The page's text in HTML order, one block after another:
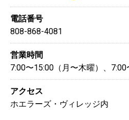
電話番号
808-868-4081
営業時間
7:00〜15:00（月〜木曜）、7:00
アクセス
ホエラーズ・ヴィレッジ内